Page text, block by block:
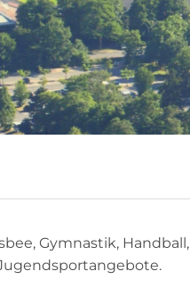
Gymnastik,